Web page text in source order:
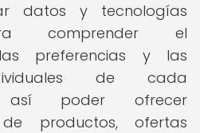
datos y tecnologías
comprender el
preferencias y las
de cada
así poder ofrecer
de productos, ofertas